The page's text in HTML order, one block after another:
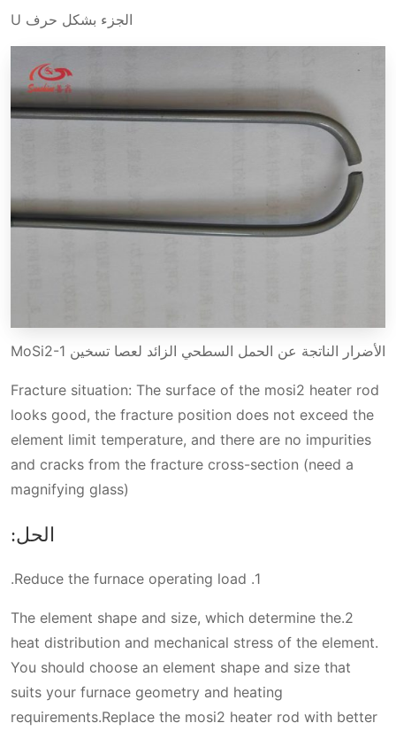
الجزء بشكل حرف U
الأضرار الناتجة عن الحمل السطحي الزائد لعصا تسخين MoSi2-1
Fracture situation: The surface of the mosi2 heater rod
looks good, the fracture position does not exceed the
element limit temperature, and there are no impurities
and cracks from the fracture cross-section (need a
magnifying glass)
الحل:
1. Reduce the furnace operating load.
2.The element shape and size, which determine the
heat distribution and mechanical stress of the element.
You should choose an element shape and size that
suits your furnace geometry and heating
requirements.Replace the mosi2 heater rod with better